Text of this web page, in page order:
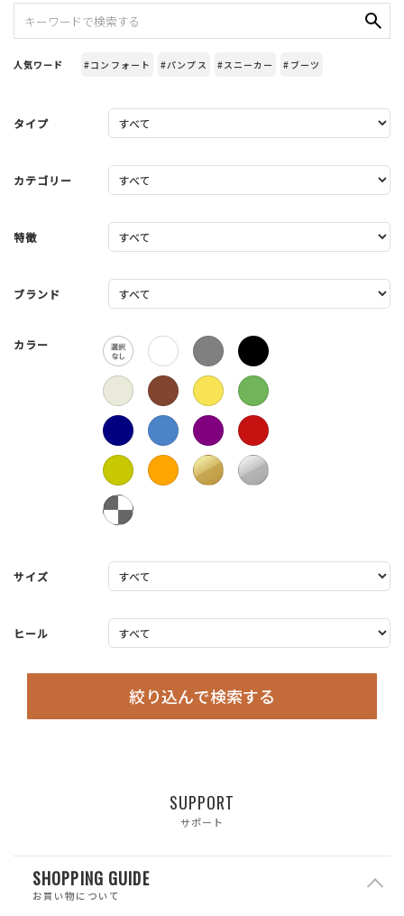
人気ワード #コンフォート #パンプス #スニーカー #ブーツ
タイプ
カテゴリー
特徴
ブランド
カラー
サイズ
ヒール
絞り込んで検索する
SUPPORT
サポート
SHOPPING GUIDE
お買い物について